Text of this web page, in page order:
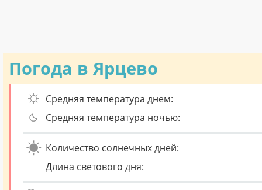
Погода в Ярцево
Средняя температура днем:
Средняя температура ночью:
Количество солнечных дней:
Длина светового дня: